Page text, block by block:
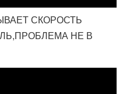
СКОРОСТЬ
НЕ В